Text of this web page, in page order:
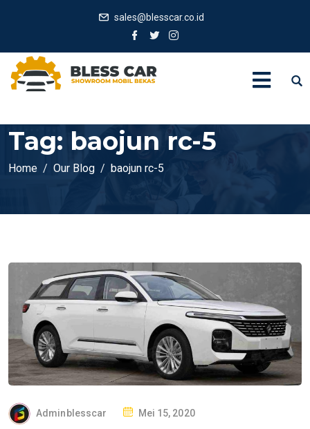
sales@blesscar.co.id
Tag: baojun rc-5
Home Our Blog baojun rc-5
Adminblesscar
PMei 15, 2020